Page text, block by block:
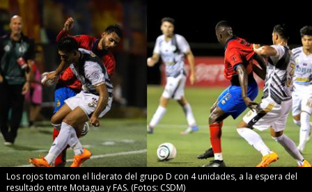
Los rojos tomaron el liderato del grupo D con 4 unidades, a la espera del
resultado entre Motagua y FAS. (Fotos: CSDM)